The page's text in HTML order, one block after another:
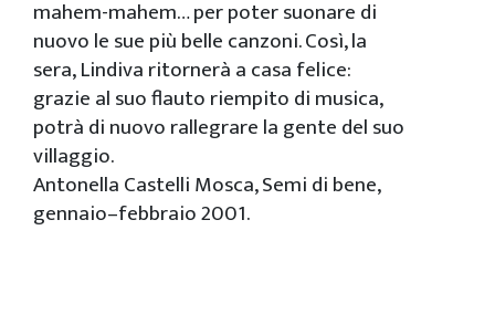
mahem-mahem… per poter suonare di
nuovo le sue più belle canzoni. Così, la
sera, Lindiva ritornerà a casa felice:
grazie al suo flauto riempito di musica,
potrà di nuovo rallegrare la gente del suo
villaggio.
Antonella Castelli Mosca, Semi di bene,
gennaio–febbraio 2001.